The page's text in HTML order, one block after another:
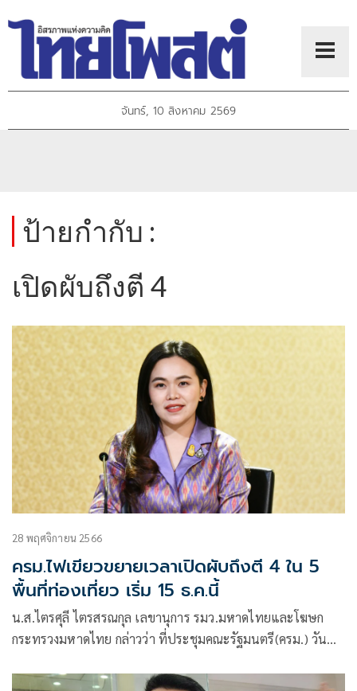
จันทร์, 10 สิงหาคม 2569
ป้ายกำกับ :
เปิดผับถึงตี 4
28 พฤศจิกายน 2566
ครม.ไฟเขียวขยายเวลาเปิดผับถึงตี 4 ใน 5
พื้นที่ท่องเที่ยว เริ่ม 15 ธ.ค.นี้
น.ส.ไตรศุลี ไตรสรณกุล เลขานุการ รมว.มหาดไทยและโฆษก
กระทรวงมหาดไทย กล่าวว่า ที่ประชุมคณะรัฐมนตรี(ครม.) วันที่
สถานบริการ (ฉบับที่….) พ.ศ… ตามที่กระทรวงมหาดไทยเสนอ